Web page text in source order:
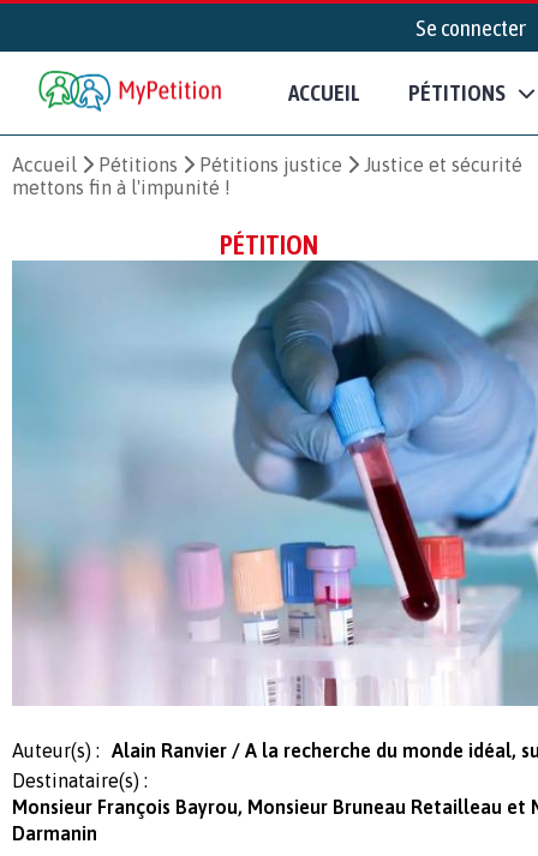
Se connecter
ACCUEIL PÉTITIONS
Accueil Pétitions Pétitions justice
Justice et sécurité
mettons fin à l'impunité !
PÉTITION
Auteur(s) :
Alain Ranvier / A la recherche du monde idéal,
Destinataire(s) :
Monsieur François Bayrou, Monsieur Bruneau Retailleau et
Darmanin